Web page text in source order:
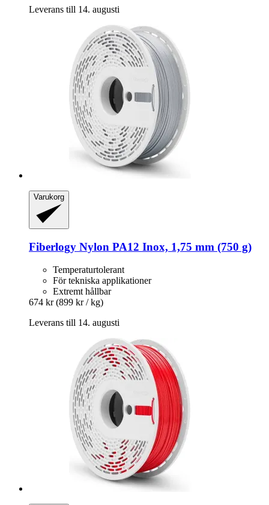
Leverans till 14. augusti
Varukorg
Fiberlogy Nylon PA12 Inox, 1,75 mm (750 g)
Temperaturtolerant
För tekniska applikationer
Extremt hållbar
674 kr (899 kr / kg)
Leverans till 14. augusti